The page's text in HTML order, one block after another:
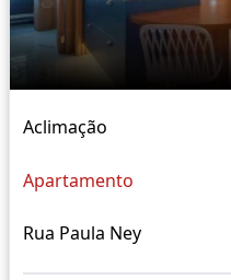
Aclimação
Apartamento
Rua Paula Ney